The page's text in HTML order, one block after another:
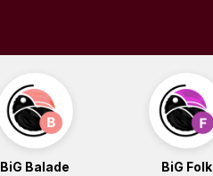
BiG Balade BiG Folk